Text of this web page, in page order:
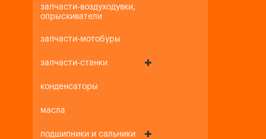
запчасти-воздуходувки,
опрыскиватели
запчасти-мотобуры
запчасти-станки
конденсаторы
масла
подшипники и сальники